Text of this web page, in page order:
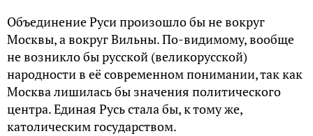
Объединение Руси произошло бы не вокруг
Москвы, а вокруг Вильны. По-видимому, вообще
не возникло бы русской (великорусской)
народности в её современном понимании, так как
Москва лишилась бы значения политического
центра. Единая Русь стала бы, к тому же,
католическим государством.